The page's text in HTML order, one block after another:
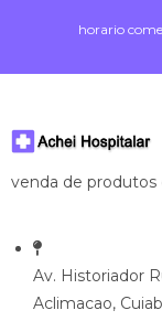
horario
venda de produtos
Av. Historiador
Aclimacao,